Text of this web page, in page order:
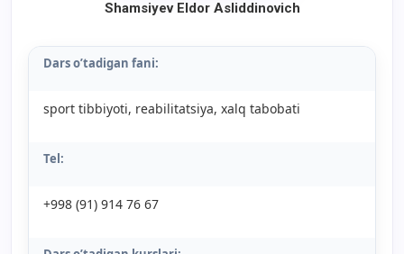
Shamsiyev Eldor Asliddinovich
Dars o’tadigan fani:
sport tibbiyoti, reabilitatsiya, xalq tabobati
Tel:
+998 (91) 914 76 67